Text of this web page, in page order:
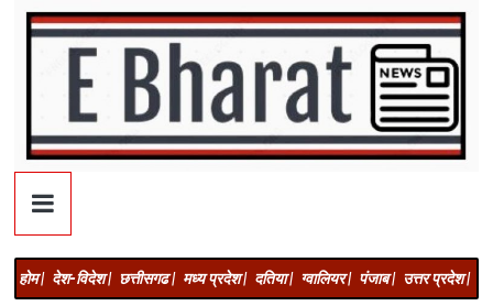
होम | देश-विदेश | छत्तीसगढ | मध्य प्रदेश | दतिया | ग्वालियर | पंजाब | उत्तर प्रदेश |